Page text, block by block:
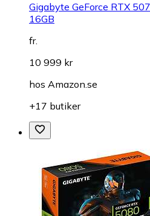
Gigabyte GeForce RTX
16GB
fr.
10 999 kr
hos Amazon.se
+17 butiker